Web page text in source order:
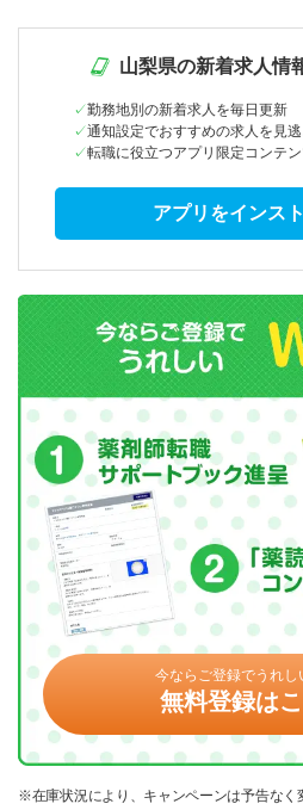
山梨県の新着求人情
勤務地別の新着求人を毎日更新
通知設定でおすすめの求人を見
転職に役立つアプリ限定コンテ
アプリをインス
今ならご登録でうれし
無料登録は
※在庫状況により、キャンペーンは予告なく